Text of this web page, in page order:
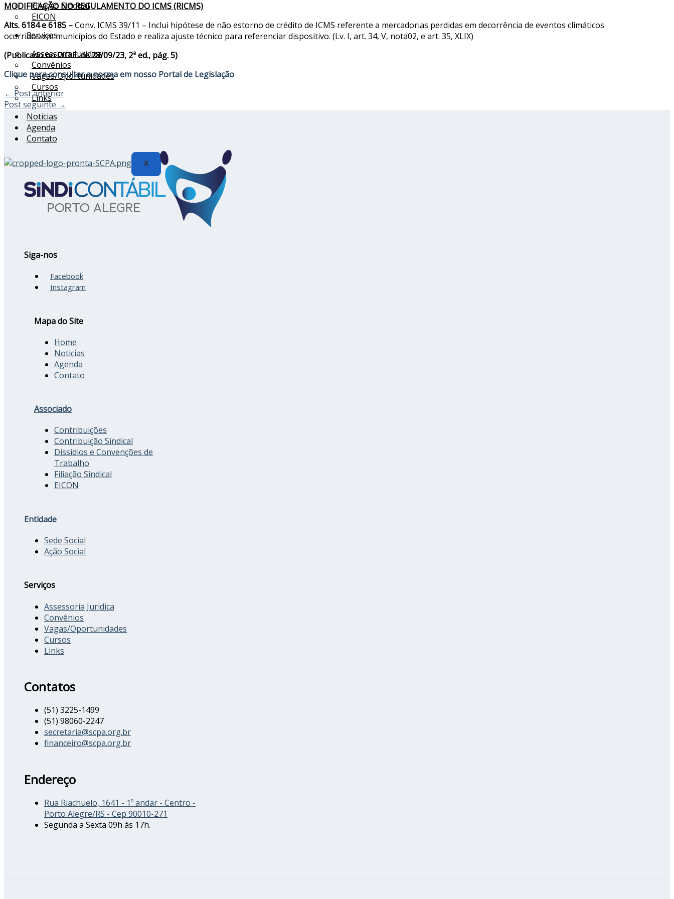
Filiação Sindical
EICON
Serviços
Assessoria Juridica
Convênios
Vagas/Oportunidades
Cursos
Links
Notícias
Agenda
Contato
X
MODIFICAÇÃO NO REGULAMENTO DO ICMS (RICMS)
Alts. 6184 e 6185 –Conv. ICMS 39/11 – Inclui hipótese de não estorno de crédito de ICMS referente a mercadorias perdidas em decorrência de eventos climáticos
ocorridos em municípios do Estado e realiza ajuste técnico para referenciar dispositivo. (Lv. I, art. 34, V, nota02, e art. 35, XLIX)
(Publicado no D.O.E. de 28/09/23, 2ª ed., pág. 5)
Clique para consultar a norma em nosso Portal de Legislação
← Post anterior
Post seguinte →
Siga-nos
Facebook
Instagram
Mapa do Site
Home
Noticias
Agenda
Contato
Associado
Contribuições
Contribuição Sindical
Dissidios e Convenções de
Trabalho
Filiação Sindical
EICON
Entidade
Sede Social
Ação Social
Serviços
Assessoria Juridica
Convênios
Vagas/Oportunidades
Cursos
Links
Contatos
(51) 3225-1499
(51) 98060-2247
secretaria@scpa.org.br
financeiro@scpa.org.br
Endereço
Rua Riachuelo, 1641 - 1º andar - Centro -
Porto Alegre/RS - Cep 90010-271
Segunda a Sexta 09h às 17h.